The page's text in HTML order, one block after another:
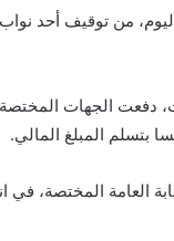
من توقيف أحد
الجهات المختصة
المبلغ المالي.
العامة المختصة،